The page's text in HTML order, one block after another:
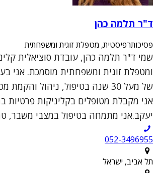
ד"ר תלמה כהן
פסיכותרפיסטית, מטפלת זוגית ומשפחתית
ומטפלת זוגית ומשפחתית מוסמכת. אני
של מעל 30 שנה בטיפול, ניהול
אני מקבלת מטופלים בקליניקות פרטיות
יעקב.אני מתמחה בטיפול במצבי משבר,
052-3496955
תל אביב, ישראל